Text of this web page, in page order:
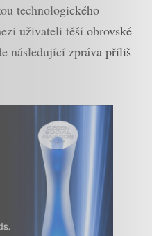
technologického
uživateli těší obrovské
následující zpráva příliš